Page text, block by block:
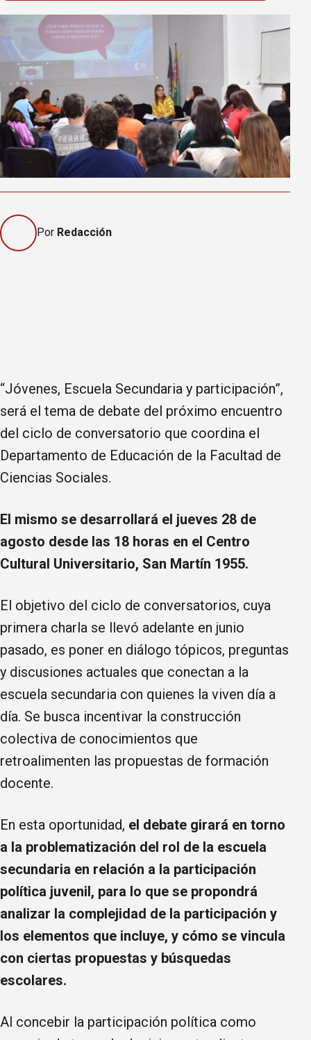
Por Redacción
“Jóvenes, Escuela Secundaria y participación”,
será el tema de debate del próximo encuentro
del ciclo de conversatorio que coordina el
Departamento de Educación de la Facultad de
Ciencias Sociales.
El mismo se desarrollará el jueves 28 de
agosto desde las 18 horas en el Centro
Cultural Universitario, San Martín 1955.
El objetivo del ciclo de conversatorios, cuya
primera charla se llevó adelante en junio
pasado, es poner en diálogo tópicos, preguntas
y discusiones actuales que conectan a la
escuela secundaria con quienes la viven día a
día. Se busca incentivar la construcción
colectiva de conocimientos que
retroalimenten las propuestas de formación
docente.
En esta oportunidad, el debate girará en torno
a la problematización del rol de la escuela
secundaria en relación a la participación
política juvenil, para lo que se propondrá
analizar la complejidad de la participación y
los elementos que incluye, y cómo se vincula
con ciertas propuestas y búsquedas
escolares.
Al concebir la participación política como